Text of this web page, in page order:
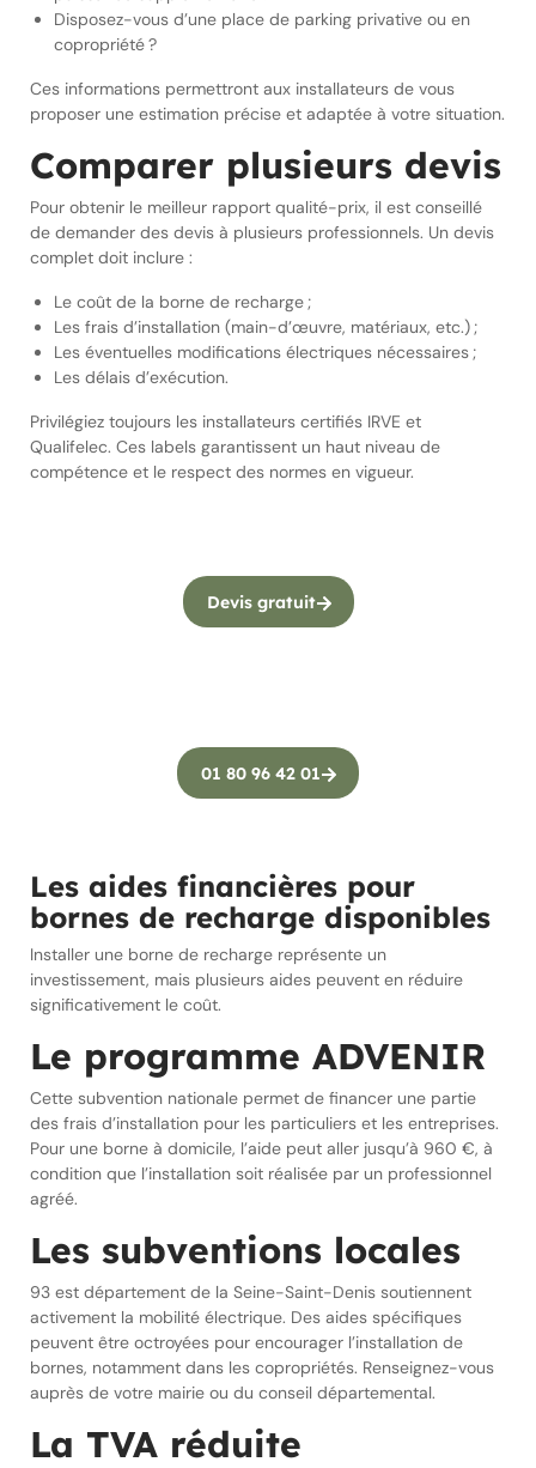
Disposez-vous d’une place de parking privative ou en
copropriété ?
Ces informations permettront aux installateurs de vous
proposer une estimation précise et adaptée à votre situation.
Comparer plusieurs devis
Pour obtenir le meilleur rapport qualité-prix, il est conseillé
de demander des devis à plusieurs professionnels. Un devis
complet doit inclure :
Le coût de la borne de recharge ;
Les frais d’installation (main-d’œuvre, matériaux, etc.) ;
Les éventuelles modifications électriques nécessaires ;
Les délais d’exécution.
Privilégiez toujours les installateurs certifiés IRVE et
Qualifelec. Ces labels garantissent un haut niveau de
compétence et le respect des normes en vigueur.
Devis gratuit
01 80 96 42 01
Les aides financières pour
bornes de recharge disponibles
Installer une borne de recharge représente un
investissement, mais plusieurs aides peuvent en réduire
significativement le coût.
Le programme ADVENIR
Cette subvention nationale permet de financer une partie
des frais d’installation pour les particuliers et les entreprises.
Pour une borne à domicile, l’aide peut aller jusqu’à 960 €, à
condition que l’installation soit réalisée par un professionnel
agréé.
Les subventions locales
93 est département de la Seine-Saint-Denis soutiennent
activement la mobilité électrique. Des aides spécifiques
peuvent être octroyées pour encourager l’installation de
bornes, notamment dans les copropriétés. Renseignez-vous
auprès de votre mairie ou du conseil départemental.
La TVA réduite